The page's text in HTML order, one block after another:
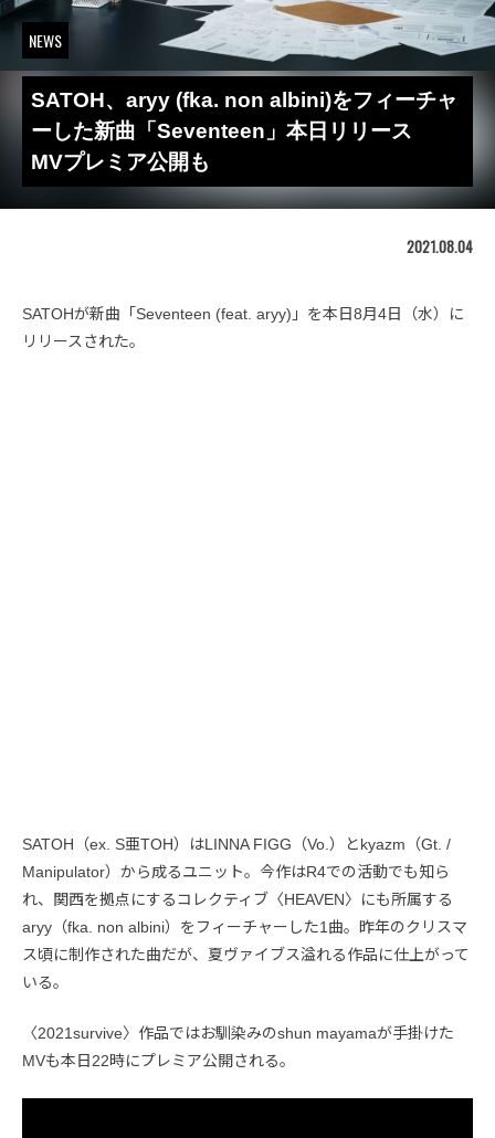
NEWS
SATOH、aryy (fka. non albini)をフィーチャ
ーした新曲「Seventeen」本日リリース
MVプレミア公開も
2021.08.04
SATOHが新曲「Seventeen (feat. aryy)」を本日8月4日（水）に
リリースされた。
SATOH（ex. S亜TOH）はLINNA FIGG（Vo.）とkyazm（Gt. /
Manipulator）から成るユニット。今作はR4での活動でも知ら
れ、関西を拠点にするコレクティブ〈HEAVEN〉にも所属する
aryy（fka. non albini）をフィーチャーした1曲。昨年のクリスマ
ス頃に制作された曲だが、夏ヴァイブス溢れる作品に仕上がって
いる。
〈2021survive〉作品ではお馴染みのshun mayamaが手掛けた
MVも本日22時にプレミア公開される。